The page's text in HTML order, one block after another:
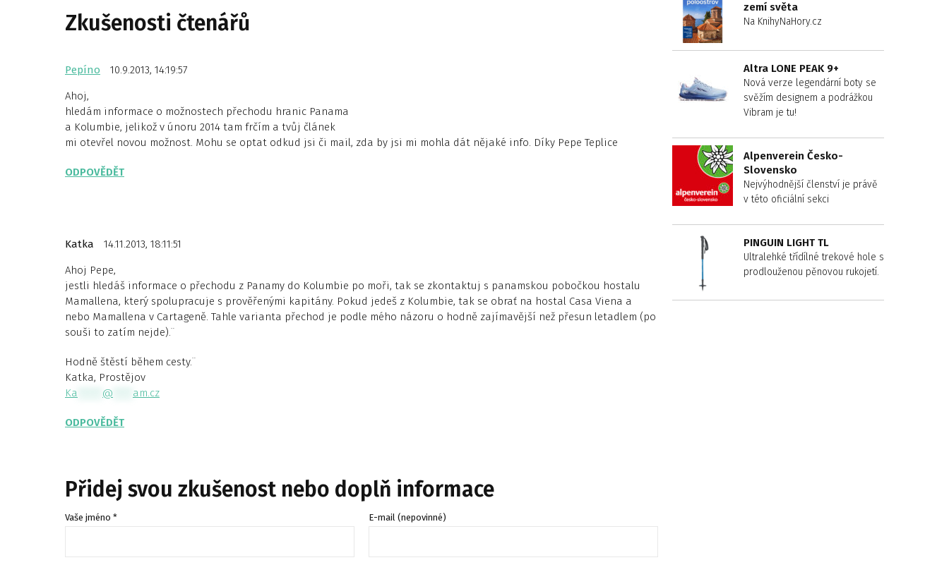
Zkušenosti čtenářů
Pepíno 10.9.2013, 14:19:57
Ahoj,
hledám informace o možnostech přechodu hranic Panama
a Kolumbie, jelikož v únoru 2014 tam frčím a tvůj článek
mi otevřel novou možnost. Mohu se optat odkud jsi či mail, zda by jsi mi mohla dát nějaké info. Díky Pepe Teplice
ODPOVĚDĚT
Katka 14.11.2013, 18:11:51
Ahoj Pepe,
jestli hledáš informace o přechodu z Panamy do Kolumbie po moři, tak se zkontaktuj s panamskou pobočkou hostalu
Mamallena, který spolupracuje s prověřenými kapitány. Pokud jedeš z Kolumbie, tak se obrať na hostal Casa Viena a
nebo Mamallena v Cartageně. Tahle varianta přechod je podle mého názoru o hodně zajímavější než přesun letadlem (po
souši to zatím nejde).¨
Hodně štěstí během cesty.¨
Katka, Prostějov
Ka
@ am.cz
ODPOVĚDĚT
Přidej svou zkušenost nebo doplň informace
Vaše jméno * E-mail (nepovinné)
zemí světa
Na KnihyNaHory.cz
Altra LONE PEAK 9+
Nová verze legendární boty se
svěžím designem a podrážkou
Vibram je tu!
Alpenverein Česko-
Slovensko
Nejvýhodnější členství je právě
v této oficiální sekci
PINGUIN LIGHT TL
Ultralehké třídílné trekové hole s
prodlouženou pěnovou rukojetí.